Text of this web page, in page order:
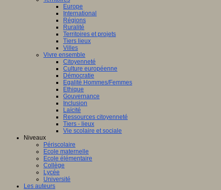
Europe
International
Régions
Ruralité
Territoires et projets
Tiers lieux
Villes
Vivre ensemble
Citoyenneté
Culture européenne
Démocratie
Egalité Hommes/Femmes
Ethique
Gouvernance
Inclusion
Laïcité
Ressources citoyenneté
Tiers - lieux
Vie scolaire et sociale
Niveaux
Périscolaire
Ecole maternelle
Ecole élémentaire
Collège
Lycée
Université
Les auteurs